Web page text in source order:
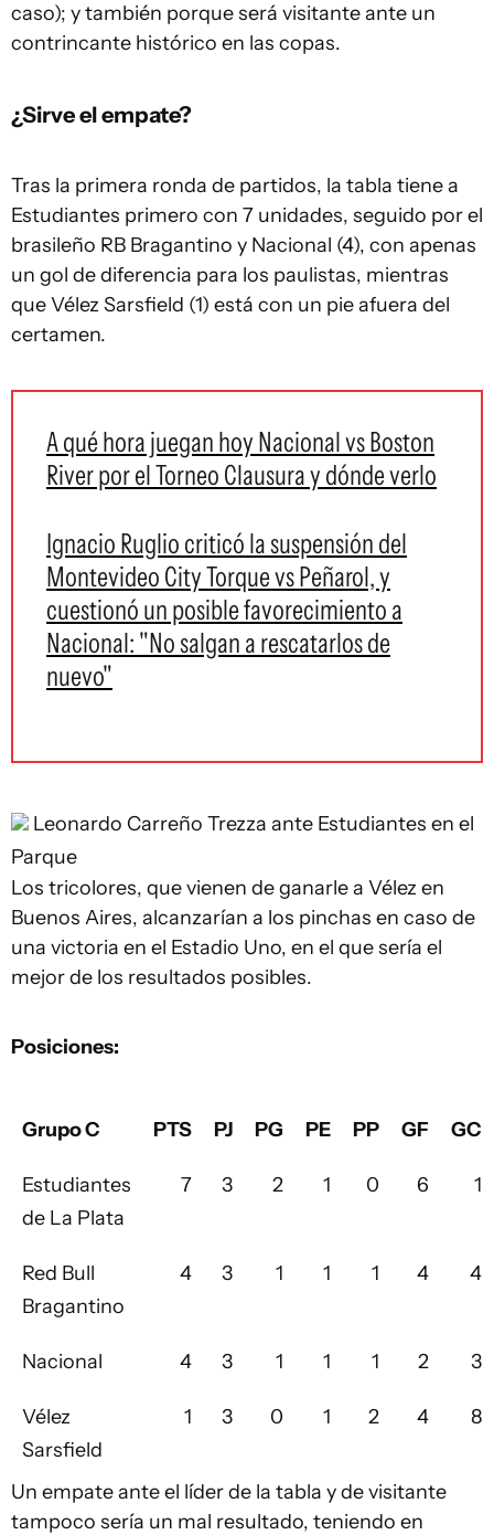
caso); y también porque será visitante ante un
contrincante histórico en las copas.
¿Sirve el empate?
Tras la primera ronda de partidos, la tabla tiene a
Estudiantes primero con 7 unidades, seguido por el
brasileño RB Bragantino y Nacional (4), con apenas
un gol de diferencia para los paulistas, mientras
que Vélez Sarsfield (1) está con un pie afuera del
certamen.
A qué hora juegan hoy Nacional vs Boston
River por el Torneo Clausura y dónde verlo
Ignacio Ruglio criticó la suspensión del
Montevideo City Torque vs Peñarol, y
cuestionó un posible favorecimiento a
Nacional: "No salgan a rescatarlos de
nuevo"
Leonardo Carreño Trezza ante Estudiantes en el
Parque
Los tricolores, que vienen de ganarle a Vélez en
Buenos Aires, alcanzarían a los pinchas en caso de
una victoria en el Estadio Uno, en el que sería el
mejor de los resultados posibles.
Posiciones:
Grupo C PTS PJ PG PE PP GF GC
Estudiantes
de La Plata
7 3 2 1 0 6 1
Red Bull
Bragantino
4 3 1 1 1 4 4
Nacional 4 3 1 1 1 2 3
Vélez
Sarsfield
1 3 0 1 2 4 8
Un empate ante el líder de la tabla y de visitante
tampoco sería un mal resultado, teniendo en